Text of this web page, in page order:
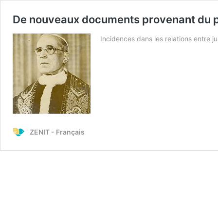
De nouveaux documents provenant du
Incidences dans les relations entre
ZENIT - Français